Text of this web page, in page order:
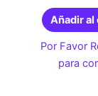
Añadir
Por Favor
para